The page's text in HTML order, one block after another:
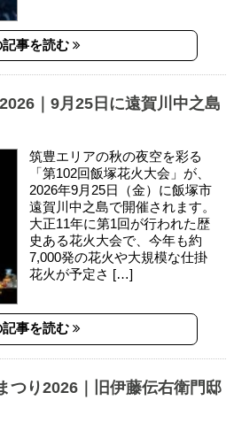
記事を読む
｜9月25日に遠賀川中之島
筑豊エリアの秋の夜空を彩る
「第102回飯塚花火大会」が、
2026年9月25日（金）に飯塚市
遠賀川中之島で開催されます。
大正11年に第1回が行われた歴
史ある花火大会で、今年も約
7,000発の花火や大規模な仕掛
花火が予定さ […]
記事を読む
つり2026｜旧伊藤伝右衛門邸